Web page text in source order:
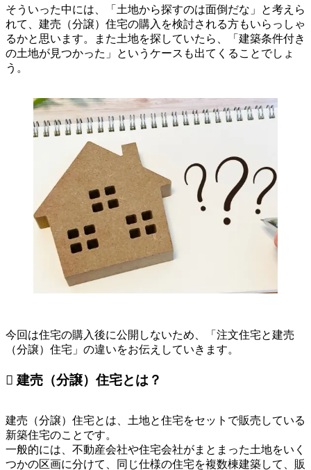
そういった中には、「土地から探すのは面倒だな」と考えら
れて、建売（分譲）住宅の購入を検討される方もいらっしゃ
るかと思います。また土地を探していたら、「建築条件付き
の土地が見つかった」というケースも出てくることでしょ
う。
今回は住宅の購入後に公開しないため、「注文住宅と建売
（分譲）住宅」の違いをお伝えしていきます。
 建売（分譲）住宅とは？
建売（分譲）住宅とは、土地と住宅をセットで販売している
新築住宅のことです。
一般的には、不動産会社や住宅会社がまとまった土地をいく
つかの区画に分けて、同じ仕様の住宅を複数棟建築して、販